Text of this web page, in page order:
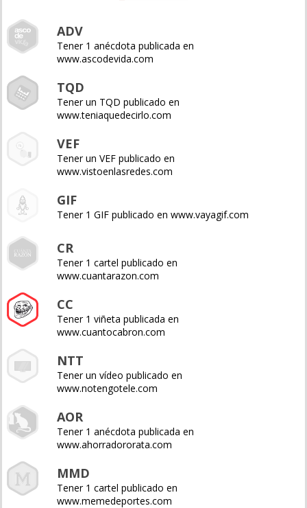
ADV
Tener 1 anécdota publicada en
www.ascodevida.com
TQD
Tener un TQD publicado en
www.teniaquedecirlo.com
VEF
Tener un VEF publicado en
www.vistoenlasredes.com
GIF
Tener 1 GIF publicado en www.vayagif.com
CR
Tener 1 cartel publicado en
www.cuantarazon.com
CC
Tener 1 viñeta publicada en
www.cuantocabron.com
NTT
Tener un vídeo publicado en
www.notengotele.com
AOR
Tener 1 anécdota publicada en
www.ahorradororata.com
MMD
Tener 1 cartel publicado en
www.memedeportes.com